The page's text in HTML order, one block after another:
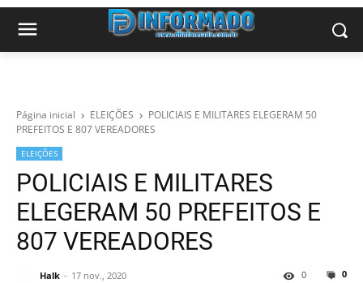
Página inicial ELEIÇÕES
POLICIAIS E MILITARES ELEGERAM 50
PREFEITOS E 807 VEREADORES
ELEIÇÕES
POLICIAIS E MILITARES
ELEGERAM 50 PREFEITOS E
807 VEREADORES
Halk 17 nov., 2020 0
0